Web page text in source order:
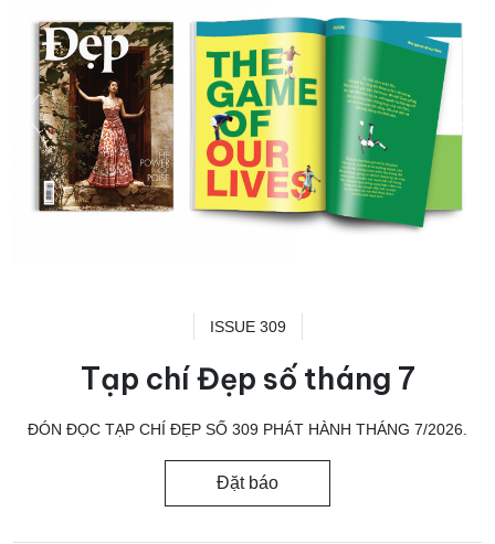
ISSUE 309
Tạp chí Đẹp số tháng 7
ĐÓN ĐỌC TẠP CHÍ ĐẸP SỐ 309 PHÁT HÀNH THÁNG 7/2026.
Đặt báo